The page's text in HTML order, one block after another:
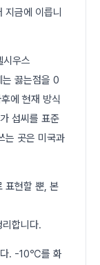
금에 이릅니
시우스
끓는점을 0
에 현재 방식
섭씨를 표준
는 곳은 미국과
표현할 뿐, 본
합니다.
다. -10℃를 화